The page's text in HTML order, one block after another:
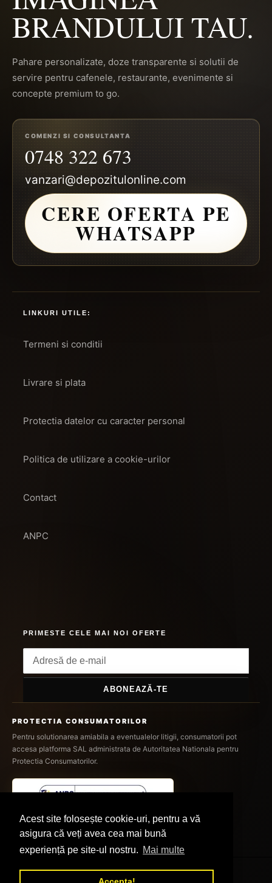
Acest site folosește cookie-uri, pentru a vă
asigura că veți avea cea mai bună
experiență pe site-ul nostru. Mai multe
BRANDULUI TAU.
Pahare personalizate, doze transparente si solutii de
servire pentru cafenele, restaurante, evenimente si
concepte premium to go.
COMENZI SI CONSULTANTA
0748 322 673
vanzari@depozitulonline.com
CERE OFERTA PE
WHATSAPP
LINKURI UTILE:
Termeni si conditii
Livrare si plata
Protectia datelor cu caracter personal
Politica de utilizare a cookie-urilor
Contact
ANPC
PRIMESTE CELE MAI NOI OFERTE
ABONEAZĂ-TE
PROTECTIA CONSUMATORILOR
Pentru solutionarea amiabila a eventualelor litigii, consumatorii pot
accesa platforma SAL administrata de Autoritatea Nationala pentru
Protectia Consumatorilor.